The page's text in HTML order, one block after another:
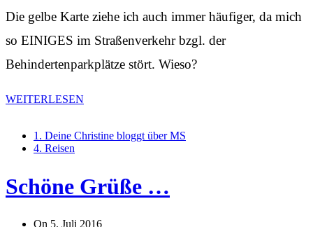
Die gelbe Karte ziehe ich auch immer häufiger, da mich
so EINIGES im Straßenverkehr bzgl. der
Behindertenparkplätze stört. Wieso?
WEITERLESEN
1. Deine Christine bloggt über MS
4. Reisen
Schöne Grüße …
On 5. Juli 2016